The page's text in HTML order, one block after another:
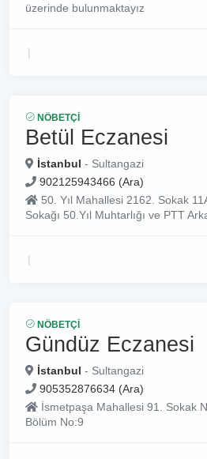
üzerinde bulunmaktayız
NÖBETÇI
Betül Eczanesi
İstanbul - Sultangazi
902125943466 (Ara)
50. Yıl Mahallesi 2162. Sokak
Sokağı 50.Yıl Muhtarlığı ve PTT
NÖBETÇI
Gündüz Eczanesi
İstanbul - Sultangazi
905352876634 (Ara)
İsmetpaşa Mahallesi 91. Sokak
Bölüm No:9